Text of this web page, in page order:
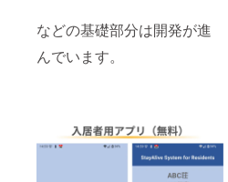
などの基礎部分は開発が進
んでいます。